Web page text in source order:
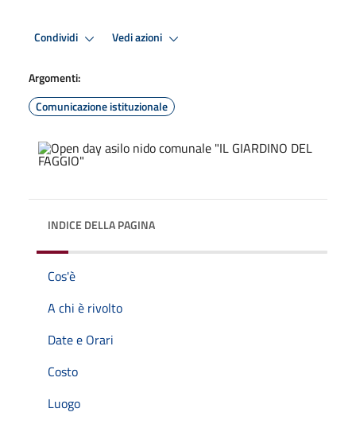
Condividi Vedi azioni
Argomenti:
Comunicazione istituzionale
INDICE DELLA PAGINA
Cos'è
A chi è rivolto
Date e Orari
Costo
Luogo